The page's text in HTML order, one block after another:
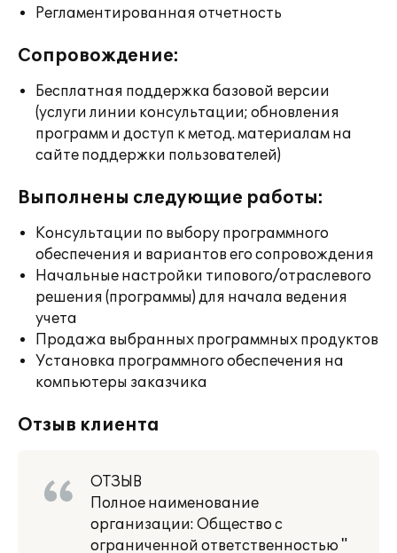
Регламентированная отчетность
Сопровождение:
Бесплатная поддержка базовой версии
(услуги линии консультации; обновления
программ и доступ к метод. материалам на
сайте поддержки пользователей)
Выполнены следующие работы:
Консультации по выбору программного
обеспечения и вариантов его сопровождения
Начальные настройки типового/отраслевого
решения (программы) для начала ведения
учета
Продажа выбранных программных продуктов
Установка программного обеспечения на
компьютеры заказчика
Отзыв клиента
ОТЗЫВ
Полное наименование
организации: Общество с
ограниченной ответственностью "